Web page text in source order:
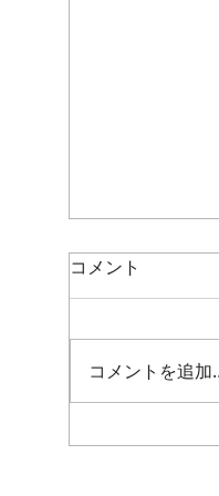
西高東低
コメント
コメントを追